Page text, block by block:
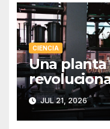
CIENCIA
Una
JUL 21, 2026